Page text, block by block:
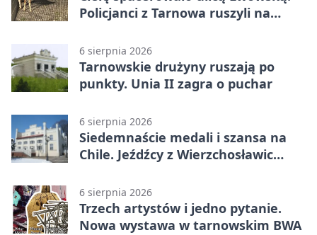
Policjanci z Tarnowa ruszyli na
6 sierpnia 2026
Tarnowskie drużyny ruszają po
punkty. Unia II zagra o puchar
6 sierpnia 2026
Siedemnaście medali i szansa na
Chile. Jeźdźcy z Wierzchosławic
6 sierpnia 2026
Trzech artystów i jedno pytanie.
Nowa wystawa w tarnowskim BWA